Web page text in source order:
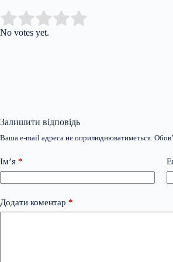
Rate this item:
No votes yet.
Залишити відповідь
Ваша e-mail адреса не оприлюднюватиметься.
Ім’я *
Додати коментар *